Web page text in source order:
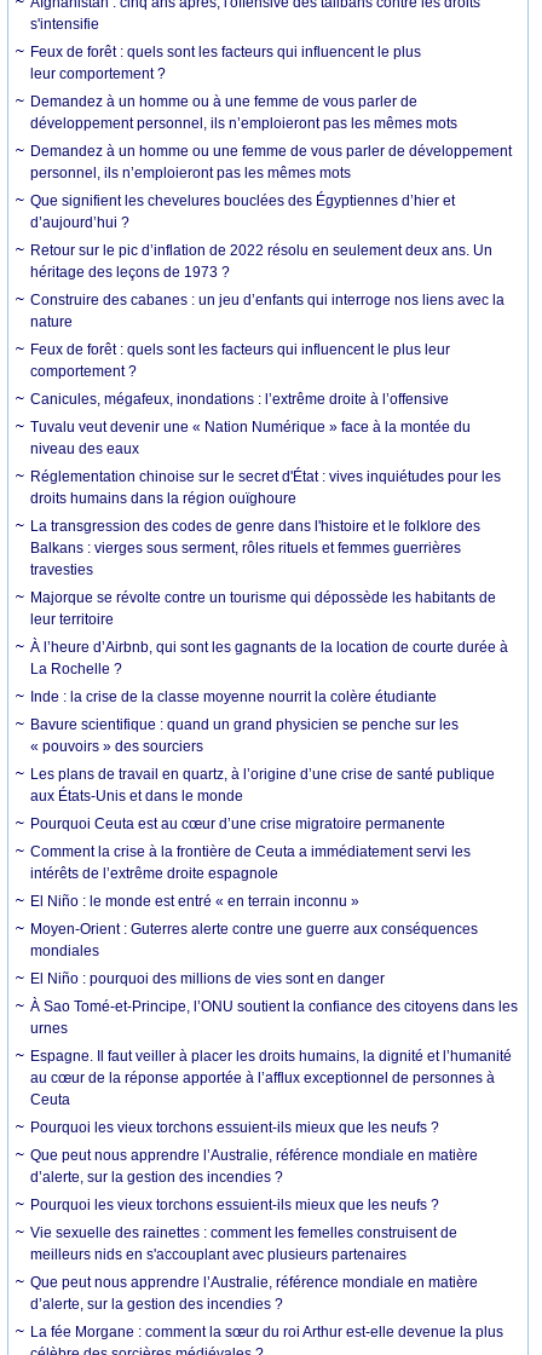
s'intensifie
Feux de forêt : quels sont les facteurs qui influencent le plus
leur comportement ?
Demandez à un homme ou à une femme de vous parler de
développement personnel, ils n’emploieront pas les mêmes mots
Demandez à un homme ou une femme de vous parler de développement
personnel, ils n’emploieront pas les mêmes mots
Que signifient les chevelures bouclées des Égyptiennes d’hier et
d’aujourd’hui ?
Retour sur le pic d’inflation de 2022 résolu en seulement deux ans. Un
héritage des leçons de 1973 ?
Construire des cabanes : un jeu d’enfants qui interroge nos liens avec la
nature
Feux de forêt : quels sont les facteurs qui influencent le plus leur
comportement ?
Canicules, mégafeux, inondations : l’extrême droite à l’offensive
Tuvalu veut devenir une « Nation Numérique » face à la montée du
niveau des eaux
Réglementation chinoise sur le secret d'État : vives inquiétudes pour les
droits humains dans la région ouïghoure
La transgression des codes de genre dans l'histoire et le folklore des
Balkans : vierges sous serment, rôles rituels et femmes guerrières
travesties
Majorque se révolte contre un tourisme qui dépossède les habitants de
leur territoire
À l’heure d’Airbnb, qui sont les gagnants de la location de courte durée à
La Rochelle ?
Inde : la crise de la classe moyenne nourrit la colère étudiante
Bavure scientifique : quand un grand physicien se penche sur les
« pouvoirs » des sourciers
Les plans de travail en quartz, à l’origine d’une crise de santé publique
aux États-Unis et dans le monde
Pourquoi Ceuta est au cœur d’une crise migratoire permanente
Comment la crise à la frontière de Ceuta a immédiatement servi les
intérêts de l’extrême droite espagnole
El Niño : le monde est entré « en terrain inconnu »
Moyen-Orient : Guterres alerte contre une guerre aux conséquences
mondiales
El Niño : pourquoi des millions de vies sont en danger
À Sao Tomé-et-Principe, l’ONU soutient la confiance des citoyens dans les
urnes
Espagne. Il faut veiller à placer les droits humains, la dignité et l’humanité
au cœur de la réponse apportée à l’afflux exceptionnel de personnes à
Ceuta
Pourquoi les vieux torchons essuient-ils mieux que les neufs ?
Que peut nous apprendre l’Australie, référence mondiale en matière
d’alerte, sur la gestion des incendies ?
Pourquoi les vieux torchons essuient-ils mieux que les neufs ?
Vie sexuelle des rainettes : comment les femelles construisent de
meilleurs nids en s'accouplant avec plusieurs partenaires
Que peut nous apprendre l’Australie, référence mondiale en matière
d’alerte, sur la gestion des incendies ?
La fée Morgane : comment la sœur du roi Arthur est-elle devenue la plus